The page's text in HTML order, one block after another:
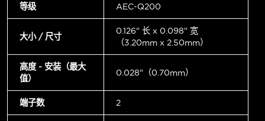
等级 AEC-Q200
大小 / 尺寸
0.126" 长 x 0.098" 宽
（3.20mm x 2.50mm）
高度 - 安装（最大
值）
0.028"（0.70mm）
端子数 2